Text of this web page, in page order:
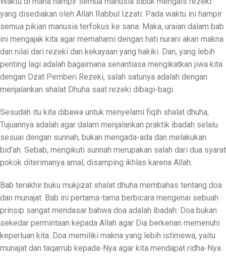
yang disediakan oleh Allah Rabbul Izzati. Pada waktu ini hampir
semua pikian manusia terfokus ke sana. Maka, uraian dalam bab
ini mengajak kita agar memahami dengan hati nurani akan makna
dan nilai dari rezeki dan kekayaan yang hakiki. Dan, yang lebih
penting lagi adalah bagaimana senantiasa mengikatkan jiwa kita
dengan Dzat Pemberi Rezeki, salah satunya adalah dengan
menjalankan shalat Dhuha saat rezeki dibagi-bagi.
Sesudah itu kita dibawa untuk menyelami fiqih shalat dhuha,
Tujuannya adalah agar dalam menjalankan praktik ibadah selalu
sesuai dengan sunnah, bukan mengada-ada dan melakukan
bid’ah. Sebab, mengikuti sunnah merupakan salah dari dua syarat
pokok diterimanya amal, disamping ikhlas karena Allah.
Bab terakhir buku mukjizat shalat dhuha membahas tentang doa
dan munajat. Bab ini pertama-tama berbicara mengenai sebuah
prinsip sangat mendasar bahwa doa adalah ibadah. Doa bukan
sekedar permintaan kepada Allah agar Dia berkenan memenuhi
keperluan kita. Doa memiliki makna yang lebih istimewa, yaitu
munajat dan taqarrub kepada-Nya agar kita mendapat ridha-Nya.